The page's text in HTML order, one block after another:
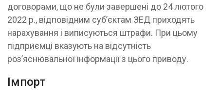
договорами, що не були завершені до 24 лютого
2022 р., відповідним суб’єктам ЗЕД приходять
нарахування і виписуються штрафи. При цьому
підприємці вказують на відсутність
роз’яснювальної інформації з цього приводу.
Імпорт